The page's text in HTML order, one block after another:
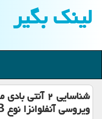
لینك بگیر
شناسایی ۲
ویروسی آنفلوانزا نوع B